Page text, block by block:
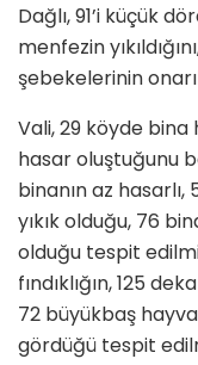
Dağlı, 91’i küçük
menfezin
şebekelerinin
Vali, 29 köyde bina
hasar oluştuğunu
binanın az hasarlı,
yıkık olduğu, 76
olduğu tespit
fındıklığın, 125
72 büyükbaş
gördüğü tespit